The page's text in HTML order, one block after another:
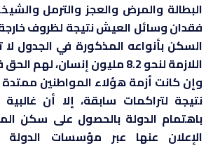
البطالة والمرض والعجز والترمل
فقدان وسائل العيش نتيجة لظروف خارجة
السكن بأنواعه المذكورة في الجدول
اللازمة لنحو 8.2 مليون إنسان،
وإن كانت أزمة هؤلاء المواطنين
نتيجة لتراكمات سابقة، إلا أن
باهتمام الدولة بالحصول على سكن
الإعلان عنها عبر مؤسسات الدولة